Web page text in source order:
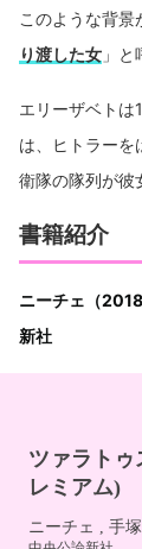
このような背景
り渡した女 」
エリーザベト
は、ヒトラーを
衛隊の隊列が彼
書籍紹介
ニーチェ（
新社